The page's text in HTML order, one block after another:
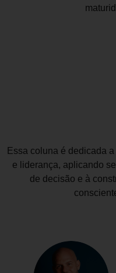
Essa coluna é dedicada
e liderança, aplicando
de decisão e à